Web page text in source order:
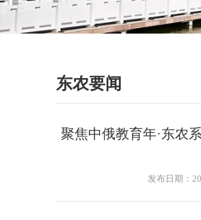
东农要闻
聚焦中俄教育年·东农
发布日期：